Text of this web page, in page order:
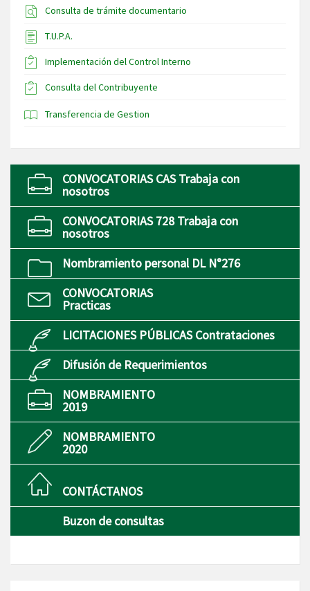
Consulta de trámite documentario
T.U.P.A.
Implementación del Control Interno
Consulta del Contribuyente
Transferencia de Gestion
CONVOCATORIAS CAS Trabaja con
nosotros
CONVOCATORIAS 728 Trabaja con
nosotros
Nombramiento personal DL N°276
CONVOCATORIAS
Practicas
LICITACIONES PÚBLICAS Contrataciones
Difusión de Requerimientos
NOMBRAMIENTO
2019
NOMBRAMIENTO
2020
CONTÁCTANOS
Buzon de consultas